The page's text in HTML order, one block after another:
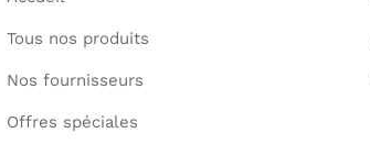
Tous nos produits
Nos fournisseurs
Offres spéciales